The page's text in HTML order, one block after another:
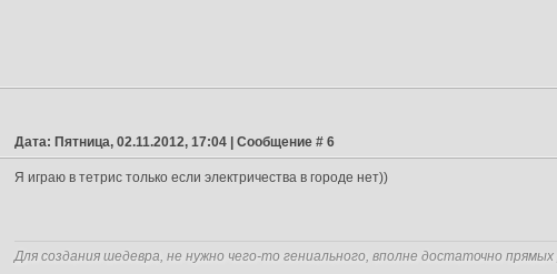
Дата: Пятница, 02.11.2012, 17:04 | Сообщение # 6
Я играю в тетрис только если электричества в городе нет))
Для создания шедевра, не нужно чего-то гениального, вполне достаточно